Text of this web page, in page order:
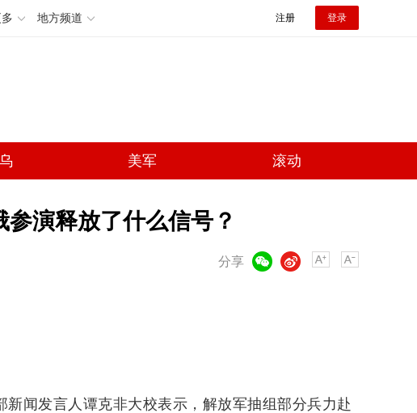
地方频道 注册 登录
美军 滚动
演释放了什么信号？
分享
微博
闻发言人谭克非大校表示，解放军抽组部分兵力赴